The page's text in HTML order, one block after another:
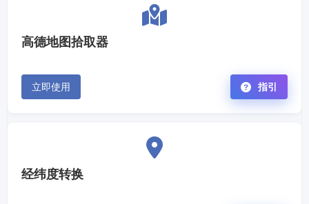
高德地图拾取器
立即使用 指引
经纬度转换